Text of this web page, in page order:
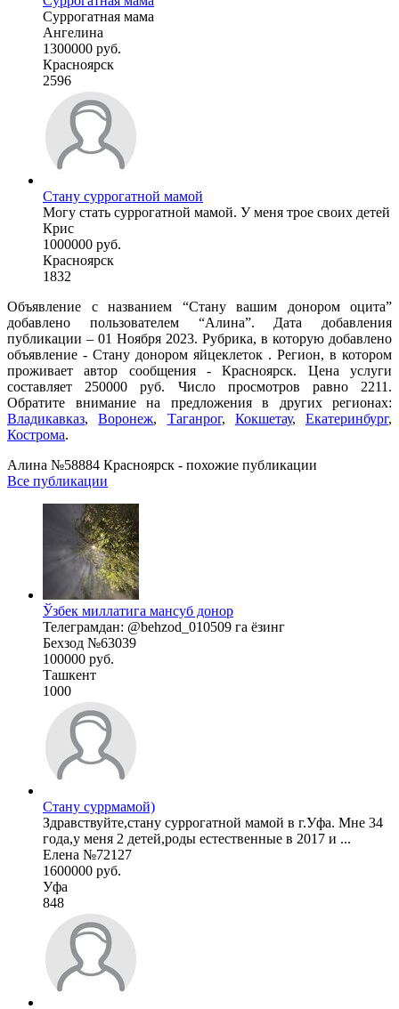
Суррогатная мама
Ангелина
1300000 руб.
Красноярск
2596
Стану суррогатной мамой
Могу стать суррогатной мамой. У меня трое своих детей
Крис
1000000 руб.
Красноярск
1832
Объявление с названием “Стану вашим донором оцита”
добавлено пользователем “Алина”. Дата добавления
публикации – 01 Ноября 2023. Рубрика, в которую добавлено
объявление - Стану донором яйцеклеток . Регион, в котором
проживает автор сообщения - Красноярск. Цена услуги
составляет 250000 руб. Число просмотров равно 2211.
Обратите внимание на предложения в других регионах:
Владикавказ,Воронеж, Таганрог, Кокшетау, Екатеринбург,
Кострома.
Алина №58884 Красноярск - похожие публикации
Все публикации
Ўзбек миллатига мансуб донор
Телеграмдан: @behzod_010509 га ёзинг
Бехзод №63039
100000 руб.
Ташкент
1000
Стану суррмамой)
Здравствуйте,стану суррогатной мамой в г.Уфа. Мне 34
года,у меня 2 детей,роды естественные в 2017 и ...
Елена №72127
1600000 руб.
Уфа
848